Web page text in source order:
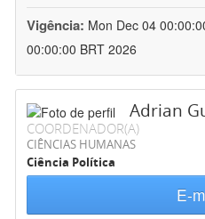
Vigência: Mon Dec 04
00:00:00 BRT 2026
Adrian
COORDENADOR(A)
CIÊNCIAS HUMANAS
Ciência Política
E-